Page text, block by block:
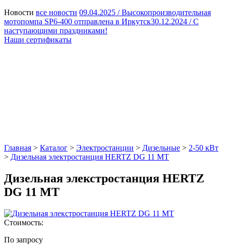
Новости все новости 09.04.2025 /Высокопроизводительная
мотопомпа SP6-400 отправлена в Иркутск30.12.2024 /С
наступающими праздниками!
Наши сертификаты
Главная > Каталог > Электростанции > Дизельные > 2-50 кВт
> Дизельная электростанция HERTZ DG 11 MT
Дизельная элекстростанция HERTZ
DG 11 MT
Стоимость:
По запросу